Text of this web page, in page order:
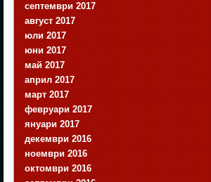
септември 2017
август 2017
юли 2017
юни 2017
май 2017
април 2017
март 2017
февруари 2017
януари 2017
декември 2016
ноември 2016
октомври 2016